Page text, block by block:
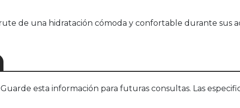
de una hidratación cómoda y confortable durante sus
esta información para futuras consultas. Las